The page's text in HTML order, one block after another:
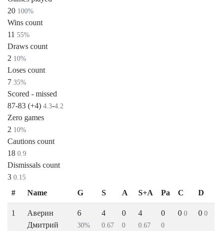
20 100%
Wins count
11 55%
Draws count
2 10%
Loses count
7 35%
Scored - missed
87-83 (+4) 4.3-4.2
Zero games
2 10%
Cautions count
18 0.9
Dismissals count
3 0.15
# Name G S A S+A Pa C D
1
Аверин
Дмитрий
6
30%
4
0.67
0
0
4
0.67
0
0
0 0 0 0